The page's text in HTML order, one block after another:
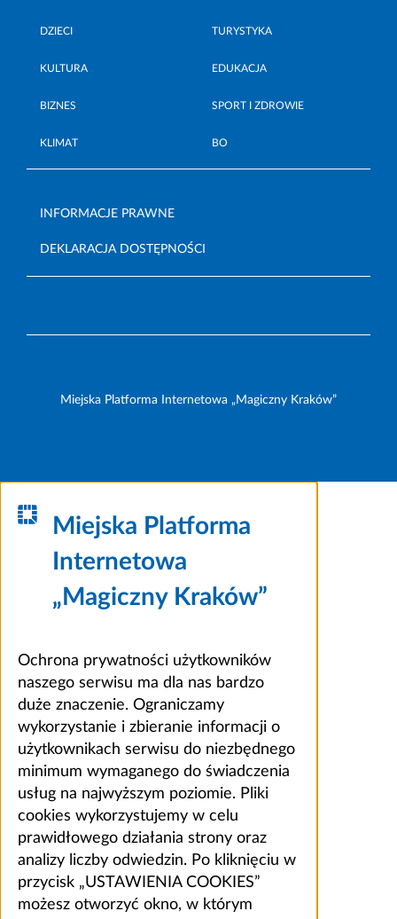
DZIECI TURYSTYKA
KULTURA EDUKACJA
BIZNES SPORT I ZDROWIE
KLIMAT BO
INFORMACJE PRAWNE
DEKLARACJA DOSTĘPNOŚCI
Miejska Platforma Internetowa „Magiczny Kraków”
Miejska Platforma
Internetowa
„Magiczny Kraków”
Ochrona prywatności użytkowników
naszego serwisu ma dla nas bardzo
duże znaczenie. Ograniczamy
wykorzystanie i zbieranie informacji o
użytkownikach serwisu do niezbędnego
minimum wymaganego do świadczenia
usług na najwyższym poziomie. Pliki
cookies wykorzystujemy w celu
prawidłowego działania strony oraz
analizy liczby odwiedzin. Po kliknięciu w
przycisk „USTAWIENIA COOKIES”
możesz otworzyć okno, w którym